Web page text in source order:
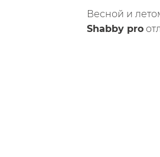
Весной и
Shabby pro